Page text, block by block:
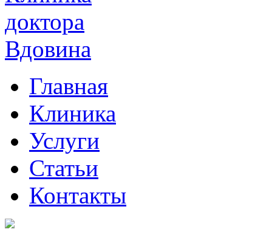
Главная
Клиника
Услуги
Статьи
Контакты